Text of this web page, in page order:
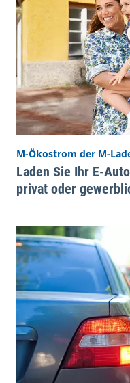
M-Ökostrom der M-
Laden Sie Ihr E-
privat oder